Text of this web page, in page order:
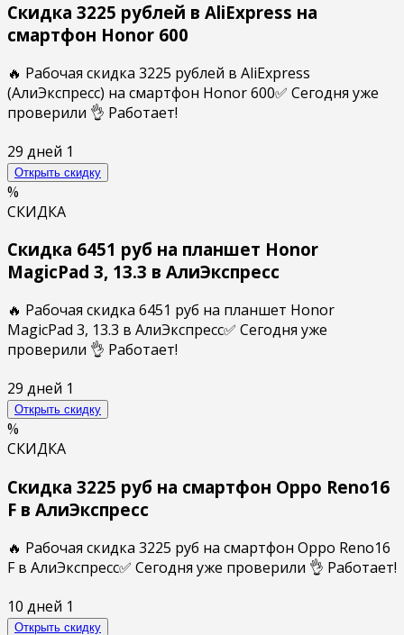
Скидка 3225 рублей в AliExpress на
смартфон Honor 600
🔥 Рабочая скидка 3225 рублей в AliExpress
(АлиЭкспресс) на смартфон Honor 600✅ Сегодня уже
проверили 👌 Работает!
29 дней 1
Открыть скидку
%
СКИДКА
Скидка 6451 руб на планшет Honor
MagicPad 3, 13.3 в АлиЭкспресс
🔥 Рабочая скидка 6451 руб на планшет Honor
MagicPad 3, 13.3 в АлиЭкспресс✅ Сегодня уже
проверили 👌 Работает!
29 дней 1
Открыть скидку
%
СКИДКА
Скидка 3225 руб на смартфон Oppo Reno16
F в АлиЭкспресс
🔥 Рабочая скидка 3225 руб на смартфон Oppo Reno16
F в АлиЭкспресс✅ Сегодня уже проверили 👌 Работает!
10 дней 1
Открыть скидку